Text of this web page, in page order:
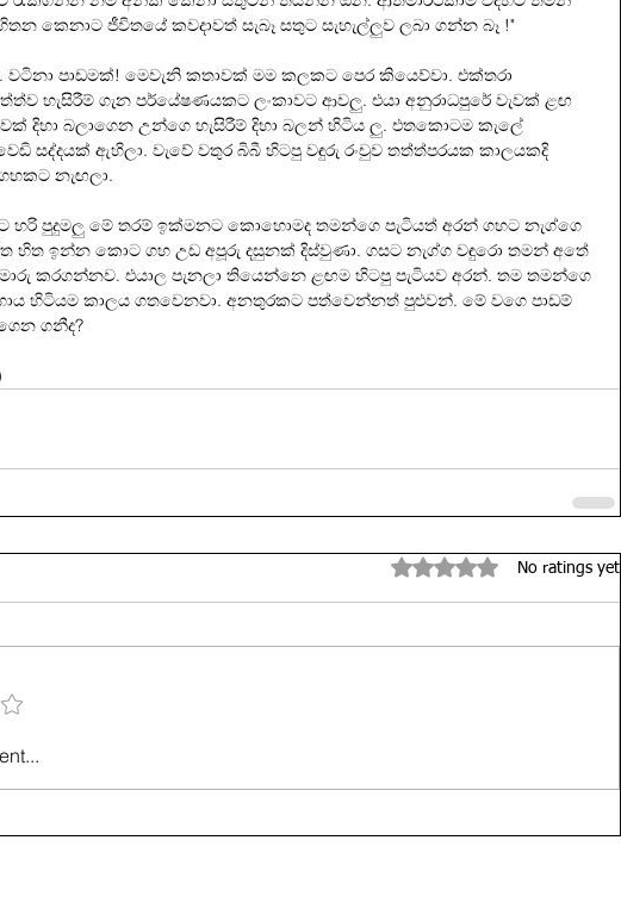
කෙනාට ජීවිතයේ කවදාවත් සැබෑ සතුට සැහැල්ලුව ලබා ගන්න බෑ !"
වටිනා පාඩමක්! මෙවැනි කතාවක් මම කලකට පෙර කියෙව්වා. එක්තරා
හැසිරීම් ගැන පර්යේෂණයකට ලංකාවට ආවලු. එයා අනුරාධපුරේ වැවක් ළඟ
දිහා බලාගෙන උන්ගෙ හැසිරීම් දිහා බලන් හිටිය ලු. එතකොටම කැලේ
සද්දයක් ඇහිලා. වැවේ වතුර බිබී හිටපු වඳුරු රංචුව තත්ත්පරයක කාලයකදි
නැඟලා.
හරි පුදුමලු මේ තරම් ඉක්මනට කොහොමද තමන්ගෙ පැටියත් අරන් ගහට නැග්ගෙ
හිත ඉන්න කොට ගහ උඩ අපූරු දසුනක් දිස්වුණා. ගසට නැග්ග වඳුරො තමන් අතේ
කරගන්නව. එයාල පැනලා තියෙන්නෙ ළඟම හිටපු පැටියව අරන්. තම තමන්ගෙ
හිටියම කාලය ගතවෙනවා. අනතුරකට පත්වෙන්නත් පුළුවන්. මේ වගෙ පාඩම්
ගනීද?
Rated 0 out of 5 stars.No ratings yet